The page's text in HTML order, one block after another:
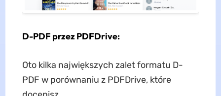
D-PDF przez PDFDrive:
Oto kilka największych zalet formatu D-
PDF w porównaniu z PDFDrive, które